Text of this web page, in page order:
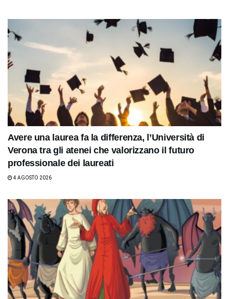
Avere una laurea fa la differenza, l’Università di
Verona tra gli atenei che valorizzano il futuro
professionale dei laureati
4 AGOSTO 2026